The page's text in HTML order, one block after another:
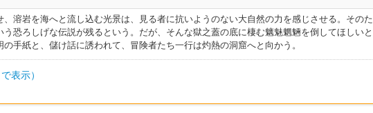
ー
アム (Hard)
槍術士 竜騎士
暴走戦艦 フラクタル・コンティニ
アム (Hard)
格闘士 モンク 侍
双剣士 忍者 ヴァイパー
溶岩を海へと流し込む光景は、見る者に抗いようのない大自然の力を感じさせる。そのた
恐ろしげな伝説が残るという。だが、そんな獄之蓋の底に棲む魑魅魍魎を倒してほしいと
手紙と、儲け話に誘われて、冒険者たち一行は灼熱の洞窟へと向かう。
表示）